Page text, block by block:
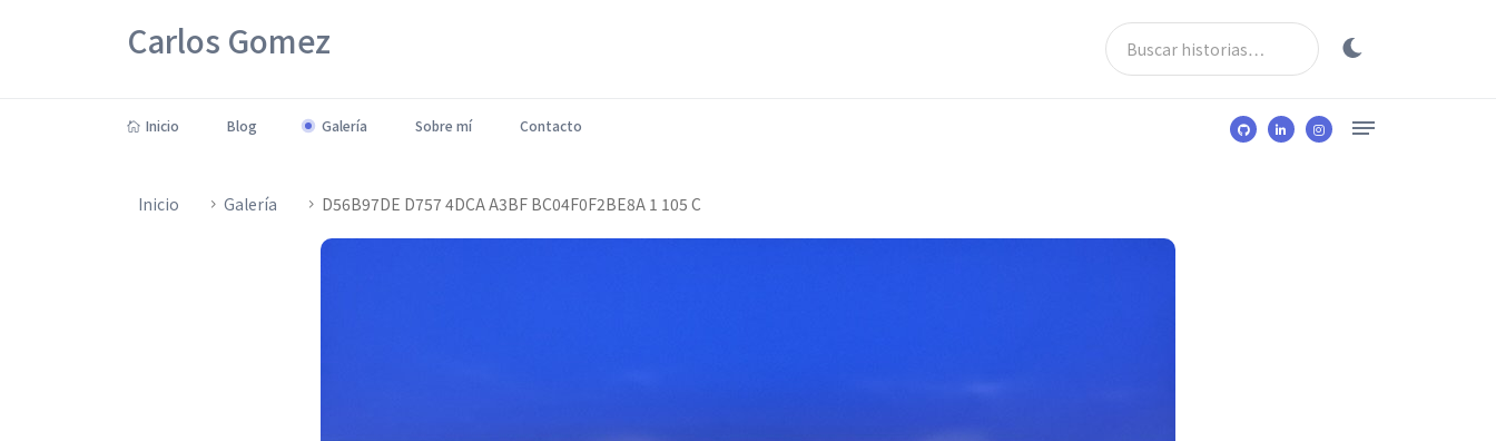
Carlos Gomez
Inicio Blog Galería Sobre mí Contacto
Inicio Galería D56B97DE D757 4DCA A3BF BC04F0F2BE8A 1 105 C